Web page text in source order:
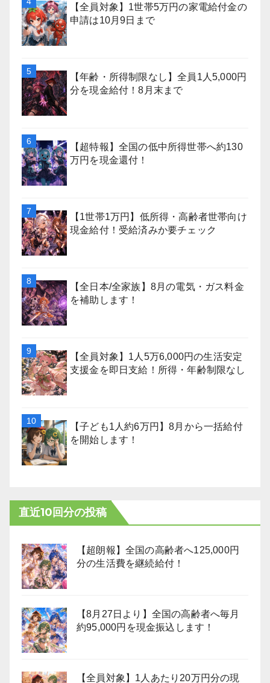
【全員対象】1世帯5万円の家電給付金の
申請は10月9日まで
【年齢・所得制限なし】全員1人5,000円
分を現金給付！8月末まで
【超特報】全国の低中所得世帯へ約130
万円を現金還付！
【1世帯1万円】低所得・高齢者世帯向け
現金給付！受給済みか要チェック
【全日本/全家族】8月の電気・ガス料金
を補助します！
【全員対象】1人5万6,000円の生活安定
支援金を即日支給！所得・年齢制限なし
【子ども1人約6万円】8月から一括給付
を開始します！
直近10回分の投稿
【超朗報】全国の高齢者へ125,000円
分の生活費を継続給付！
【8月27日より】全国の高齢者へ毎月
約95,000円を現金振込します！
【全員対象】1人あたり20万円分の現